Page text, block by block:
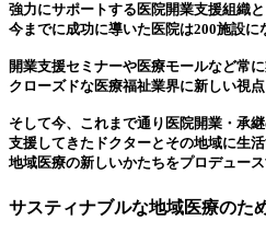
強力にサポートする医院開業支援組織
今までに成功に導いた医院は200施設に
開業支援セミナーや医療モールなど常
クローズドな医療福祉業界に新しい視点
そして今、これまで通り医院開業・承
支援してきたドクターとその地域に生
地域医療の新しいかたちをプロデュー
サスティナブルな地域医療のた